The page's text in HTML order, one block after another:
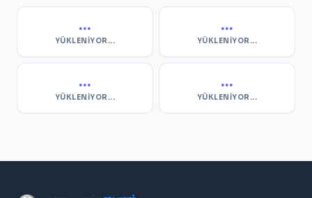
...
YÜKLENIYOR...
...
YÜKLENIYOR...
...
YÜKLENIYOR...
...
YÜKLENIYOR...